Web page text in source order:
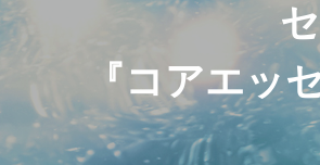
セ
『コ アエッ